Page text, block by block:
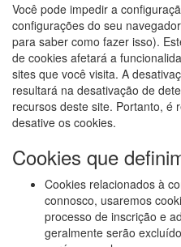
Você pode impedir a
configurações do seu
para saber como fazer isso).
de cookies afetará a
sites que você visita. A
resultará na desativação de
recursos deste site. Portanto, é
desative os cookies.
Cookies que
Cookies relacionados à
connosco, usaremos
processo de inscrição e
geralmente serão